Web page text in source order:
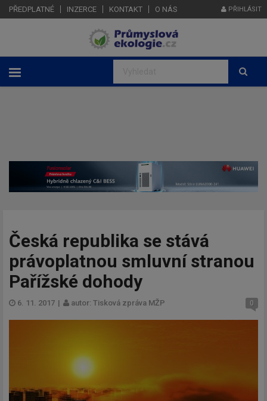
PŘEDPLATNÉ INZERCE KONTAKT O NÁS PŘIHLÁSIT
Česká republika se stává
právoplatnou smluvní stranou
Pařížské dohody
6. 11. 2017 | autor: Tisková zpráva MŽP 0